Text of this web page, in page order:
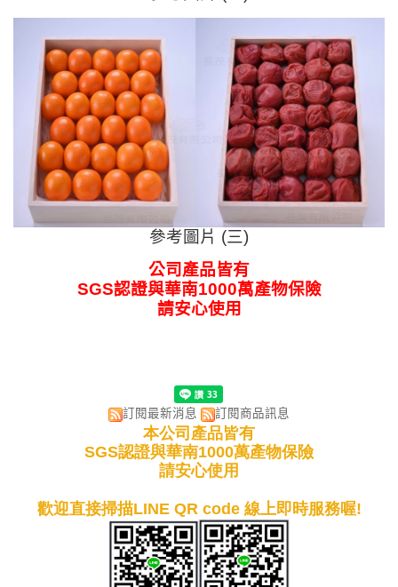
參考圖片 (三)
公司產品皆有
SGS認證與華南1000萬產物保險
請安心使用
訂閱最新消息 訂閱商品訊息
本公司產品皆有
SGS認證與華南1000萬產物保險
請安心使用
歡迎直接掃描LINE QR code 線上即時服務喔!